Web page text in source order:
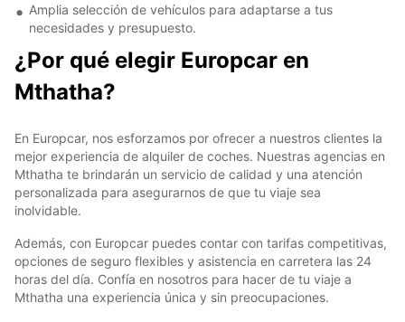
Amplia selección de vehículos para adaptarse a tus
necesidades y presupuesto.
¿Por qué elegir Europcar en
Mthatha?
En Europcar, nos esforzamos por ofrecer a nuestros clientes la
mejor experiencia de alquiler de coches. Nuestras agencias en
Mthatha te brindarán un servicio de calidad y una atención
personalizada para asegurarnos de que tu viaje sea
inolvidable.
Además, con Europcar puedes contar con tarifas competitivas,
opciones de seguro flexibles y asistencia en carretera las 24
horas del día. Confía en nosotros para hacer de tu viaje a
Mthatha una experiencia única y sin preocupaciones.